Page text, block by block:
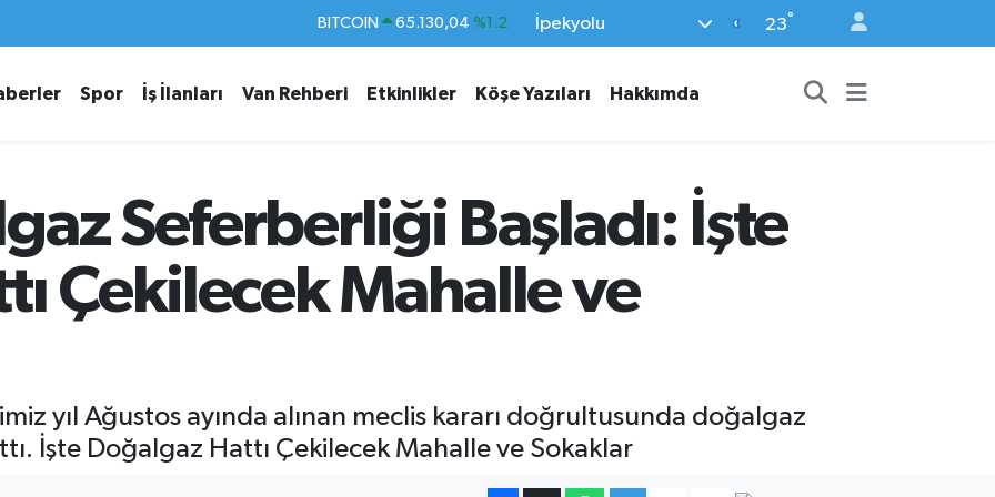
DOLAR 47,7106 %0.17
STERLİN 64,4046 %0.35
BITCOIN 65.130,04 %1.2
İpekyolu 23°
Spor İş İlanları Van Rehberi Etkinlikler Köşe Yazıları Hakkımda
Seferberliği Başladı: İşte
Çekilecek Mahalle ve
yıl Ağustos ayında alınan meclis kararı doğrultusunda doğalgaz
İşte Doğalgaz Hattı Çekilecek Mahalle ve Sokaklar